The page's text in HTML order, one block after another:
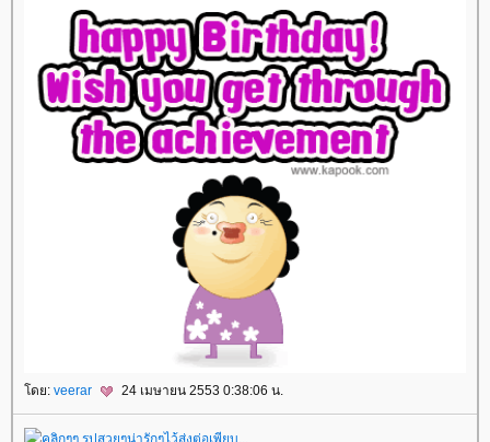
โดย: veerar 24 เมษายน 2553 0:38:06 น.